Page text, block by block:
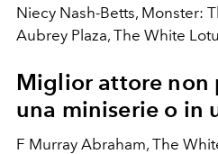
Niecy Nash-Betts, Monster:
Aubrey Plaza, The White
Miglior attore non
una miniserie o in
F Murray Abraham, The